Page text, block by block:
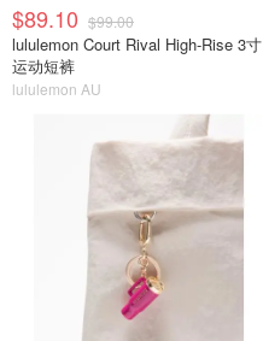
$89.10 $99.00
lululemon Court Rival High-Rise 3寸
运动短裤
lululemon AU